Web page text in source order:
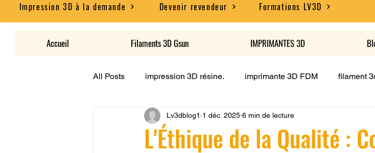
Impression 3D à la demande Devenir revendeur Formations LV3D
Accueil Filaments 3D Gsun IMPRIMANTES 3D
All Posts impression 3D résine. imprimante 3D FDM filament
CONCESSION LV3D JEU LV3D Formation
L'Éthique de la Qualité :
Lv3dblog1 1 déc. 2025 6 min de lecture